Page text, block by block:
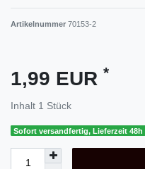
Artikelnummer 70153-2
1,99 EUR *
Inhalt 1 Stück
Sofort versandfertig, Lieferzeit 48h